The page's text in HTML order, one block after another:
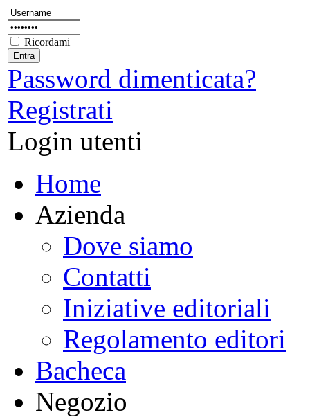
Ricordami
Password dimenticata?
Registrati
Login utenti
Home
Azienda
Dove siamo
Contatti
Iniziative editoriali
Regolamento editori
Bacheca
Negozio